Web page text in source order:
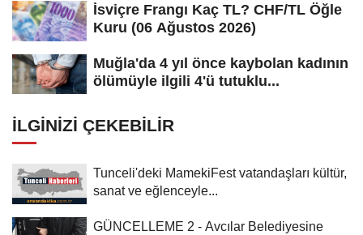
İsviçre Frangı Kaç TL? CHF/TL Öğle
Kuru (06 Ağustos 2026)
Muğla'da 4 yıl önce kaybolan kadının
ölümüyle ilgili 4'ü tutuklu...
İLGINIZI ÇEKEBILIR
Tunceli'deki MamekiFest vatandaşları kültür,
sanat ve eğlenceyle...
GÜNCELLEME 2 - Avcılar Belediyesine